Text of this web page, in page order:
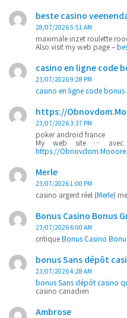
beste casino
28/07/2026 5:51 AM
maximale inzet roulette
Also visit my web page –
casino en ligne code
23/07/2026 9:28 PM
casino en ligne code bonus
https://
23/07/2026 3:37 PM
poker android france
My web site … avec
https://
Merle
23/07/2026 1:00 PM
casino argent réel (Merle)
Bonus Casino Bonus
23/07/2026 6:00 AM
critiqueBonus Casino
bonus Sans dépôt
23/07/2026 4:28 AM
bonus Sans dépôt casino
casino canadien
Ambrose